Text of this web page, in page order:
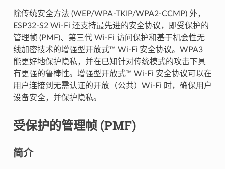
除传统安全方法 (WEP/WPA-TKIP/WPA2-CCMP) 外，
ESP32-S2 Wi-Fi 还支持最先进的安全协议，即受保护的
管理帧 (PMF)、第三代 Wi-Fi 访问保护和基于机会性无
线加密技术的增强型开放式™ Wi-Fi 安全协议。WPA3
能更好地保护隐私，并在已知针对传统模式的攻击下具
有更强的鲁棒性。增强型开放式™ Wi-Fi 安全协议可以在
用户连接到无需认证的开放（公共）Wi-Fi 时，确保用户
设备安全，并保护隐私。
受保护的管理帧 (PMF)
简介